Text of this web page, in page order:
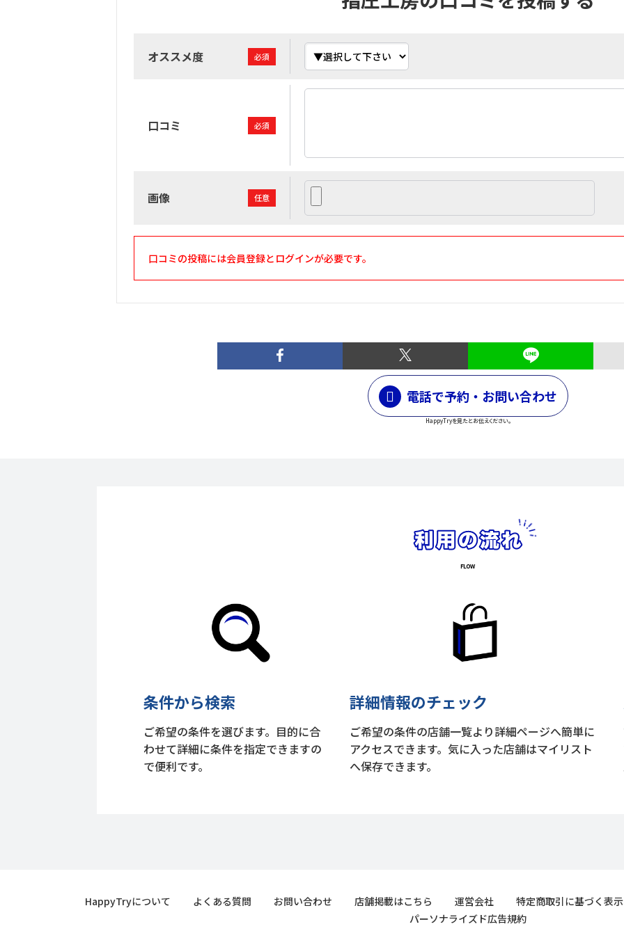
オススメ度 必須
口コミ 必須
画像 任意
口コミの投稿には会員登録とログインが必要です。
電話で予約・お問い合わせ
HappyTryを見たとお伝えください。
条件から検索
ご希望の条件を選びます。目的に合
わせて詳細に条件を指定できますの
で便利です。
詳細情報のチェック
ご希望の条件の店舗一覧より詳細ページへ簡単に
アクセスできます。気に入った店舗はマイリスト
へ保存できます。
HappyTryについて よくある質問 お問い合わせ 店舗掲載はこちら 運営会社
特定商取引に基づく表示
パーソナライズド広告規約